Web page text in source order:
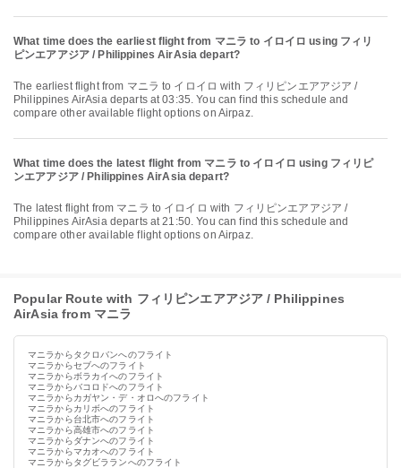
What time does the earliest flight from マニラ to イロイロ using フィリ
ピンエアアジア / Philippines AirAsia depart?
The earliest flight from マニラ to イロイロ with フィリピンエアアジア /
Philippines AirAsia departs at 03:35. You can find this schedule and
compare other available flight options on Airpaz.
What time does the latest flight from マニラ to イロイロ using フィリピ
ンエアアジア / Philippines AirAsia depart?
The latest flight from マニラ to イロイロ with フィリピンエアアジア /
Philippines AirAsia departs at 21:50. You can find this schedule and
compare other available flight options on Airpaz.
Popular Route with フィリピンエアアジア / Philippines
AirAsia from マニラ
マニラからタクロバンへのフライト
マニラからセブへのフライト
マニラからボラカイへのフライト
マニラからバコロドへのフライト
マニラからカガヤン・デ・オロへのフライト
マニラからカリボへのフライト
マニラから台北市へのフライト
マニラから高雄市へのフライト
マニラからダナンへのフライト
マニラからマカオへのフライト
マニラからタグビラランへのフライト